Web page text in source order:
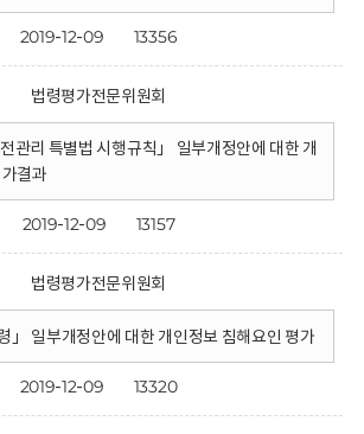
2019-12-09 13356
법령평가전문위원회
관리 특별법 시행규칙」 일부개정안에 대한 개
결과
2019-12-09 13157
법령평가전문위원회
」 일부개정안에 대한 개인정보 침해요인 평가
2019-12-09 13320